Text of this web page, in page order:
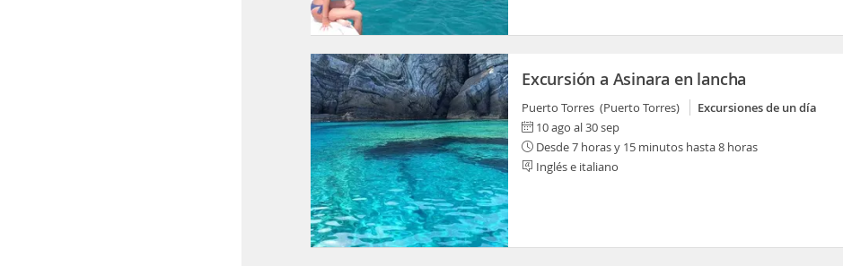
Excursión a Asinara en lancha
Puerto Torres (Puerto Torres)
Excursiones de un día
10 ago al 30 sep
Desde 7 horas y 15 minutos hasta 8 horas
Inglés e italiano